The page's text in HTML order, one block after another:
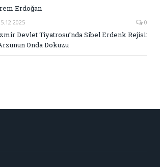
Erdoğan
0
Devlet Tiyatrosu’nda Sibel Erdenk Rejisi:
Onda Dokuzu